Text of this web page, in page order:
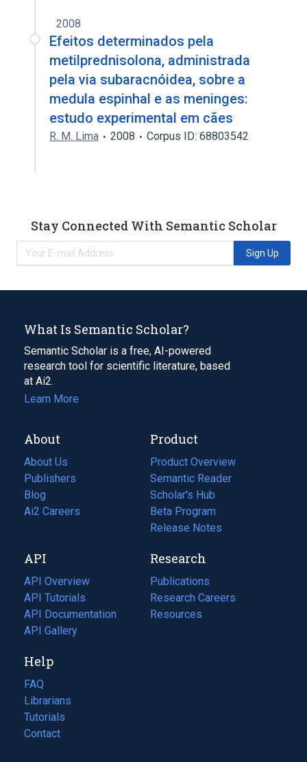
2008
Efeitos determinados pela
metilprednisolona, administrada
pela via subaracnóidea, sobre a
medula espinhal e as meninges:
estudo experimental em cães
R. M. Lima 2008 Corpus ID: 68803542
Stay Connected With Semantic Scholar
Sign Up
What Is Semantic Scholar?
Semantic Scholar is a free, AI-powered
research tool for scientific literature, based
at Ai2.
Learn More
About
About Us
Publishers
Blog
(opens
in
tab)
Ai2 Careers
(opens
new
tab)
Product
Product Overview
Semantic Reader
Scholar's Hub
Beta Program
Release Notes
API
API Overview
API Tutorials
API Documentation
(opens
in
new
tab)
API Gallery
Research
Publications
(opens
in
a
Research Careers
(opens
in
Resources
(opens
Help
FAQ
Librarians
Tutorials
Contact